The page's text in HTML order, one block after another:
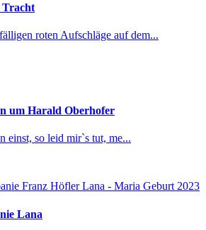
roten Aufschläge auf dem...
um Harald Oberhofer
einst, so leid mir`s tut, me...
Lana